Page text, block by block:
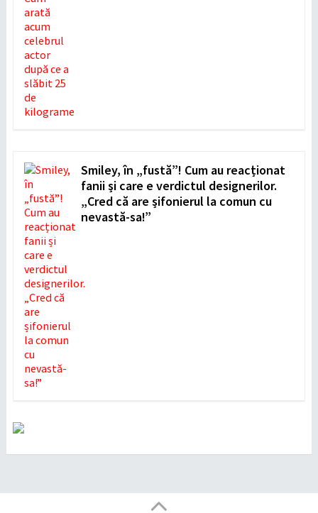
Smiley, în „fustă”! Cum au reacționat
fanii și care e verdictul designerilor.
„Cred că are șifonierul la comun cu
nevastă-sa!”